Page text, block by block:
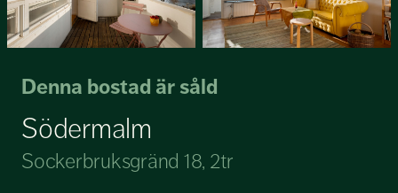
Denna bostad är såld
Sockerbruksgränd 18, 2tr
Södermalm